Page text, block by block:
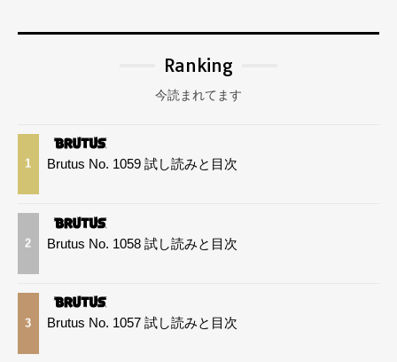
Ranking
今読まれてます
1 Brutus No. 1059 試し読みと目次
2 Brutus No. 1058 試し読みと目次
3 Brutus No. 1057 試し読みと目次